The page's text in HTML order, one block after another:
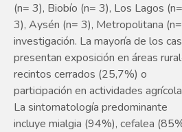
(n= 3), Biobío (n= 3), Los Lagos (n=
3), Aysén (n= 3), Metropolitana
investigación. La mayoría de los
presentan exposición en áreas
recintos cerrados (25,7%) o
participación en actividades
La sintomatología predominante
incluye mialgia (94%), cefalea